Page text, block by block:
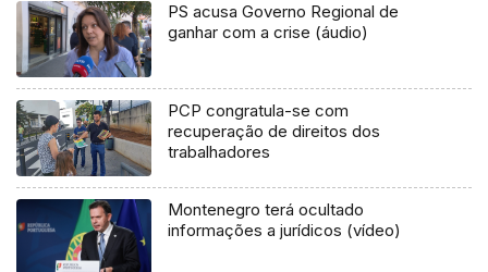
PS acusa Governo Regional de
ganhar com a crise (áudio)
PCP congratula-se com
recuperação de direitos dos
trabalhadores
Montenegro terá ocultado
informações a jurídicos (vídeo)